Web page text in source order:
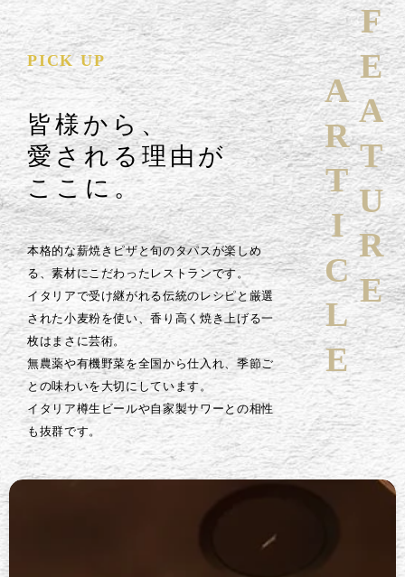
PICK UP
皆様から、
愛される理由が
ここに。
本格的な薪焼きピザと旬のタパスが楽しめ
る、素材にこだわったレストランです。
イタリアで受け継がれる伝統のレシピと厳選
された小麦粉を使い、香り高く焼き上げる一
枚はまさに芸術。
無農薬や有機野菜を全国から仕入れ、季節ご
との味わいを大切にしています。
イタリア樽生ビールや自家製サワーとの相性
も抜群です。
FEATURE
ARTICLE